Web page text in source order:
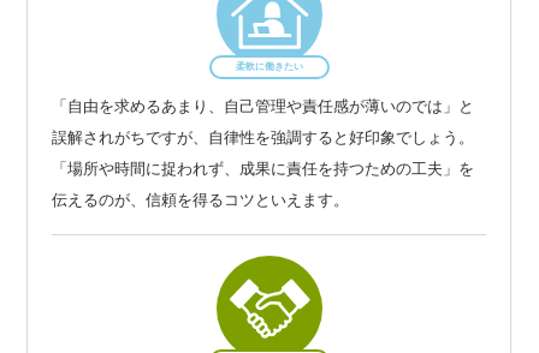
柔軟に働きたい
「自由を求めるあまり、自己管理や責任感が薄いのでは」と
誤解されがちですが、自律性を強調すると好印象でしょう。
「場所や時間に捉われず、成果に責任を持つための工夫」を
伝えるのが、信頼を得るコツといえます。